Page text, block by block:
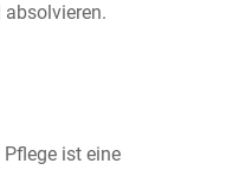
ist eine